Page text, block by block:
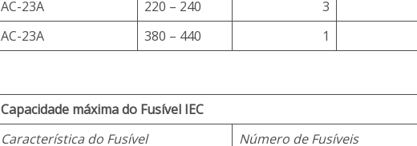
AC-23A
220 – 240 3
AC-23A
380 – 440 1
Capacidade máxima do Fusível IEC
Característica do Fusível
Número de Fusíveis